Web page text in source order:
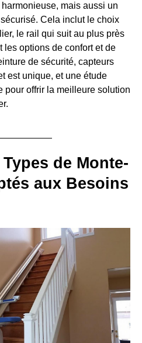
mais aussi un
Cela inclut le choix
le rail qui suit au plus près
les options de confort et de
de sécurité, capteurs
est unique, et une étude
pour offrir la meilleure solution
de Monte-
aux Besoins